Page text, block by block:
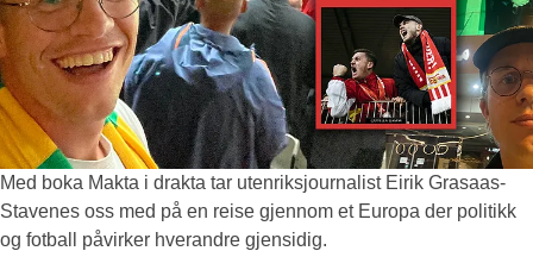
Med boka Makta i drakta tar utenriksjournalist Eirik Grasaas-
Stavenes oss med på en reise gjennom et Europa der politikk
og fotball påvirker hverandre gjensidig.